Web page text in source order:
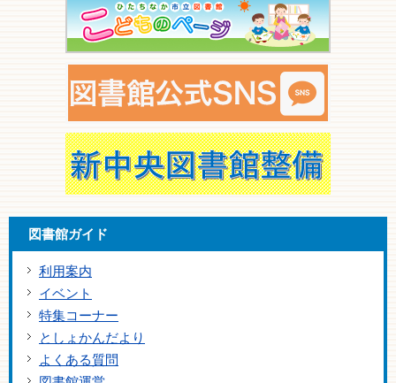
図書館ガイド
利用案内
イベント
特集コーナー
としょかんだより
よくある質問